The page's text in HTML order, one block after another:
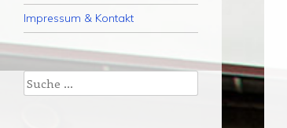
Impressum & Kontakt
Suche